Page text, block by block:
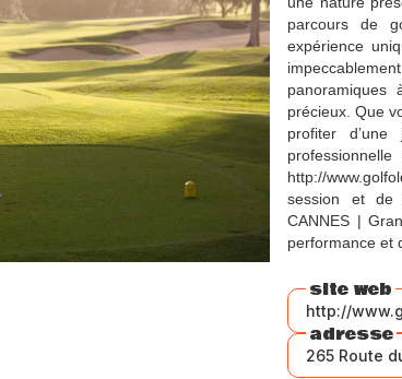
parcours de
expérience
précieux. Que
profiter
http://
session et de
CANNES |
performance et
site web
http://
adresse
265 Route